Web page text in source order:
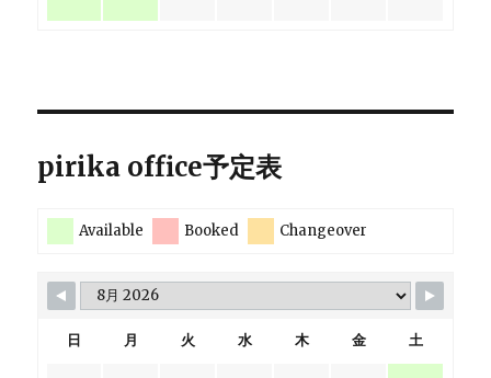
pirika office予定表
Available Booked Changeover
日 月 火 水 木 金 土